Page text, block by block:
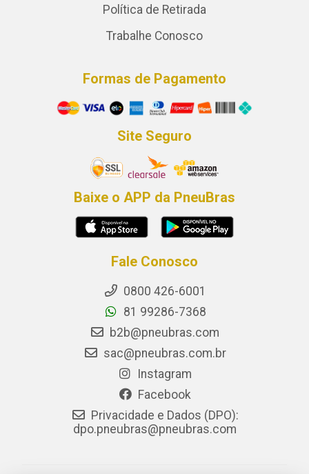
Política de Retirada
Trabalhe Conosco
Formas de Pagamento
Site Seguro
Baixe o APP da PneuBras
Fale Conosco
0800 426-6001
81 99286-7368
b2b@pneubras.com
sac@pneubras.com.br
Instagram
Facebook
Privacidade e Dados (DPO):
dpo.pneubras@pneubras.com